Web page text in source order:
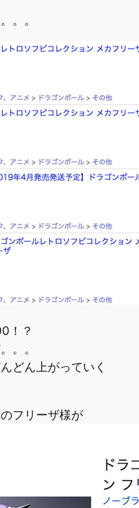
。。
！？
。。
どん上がっていく
フリーザ様が